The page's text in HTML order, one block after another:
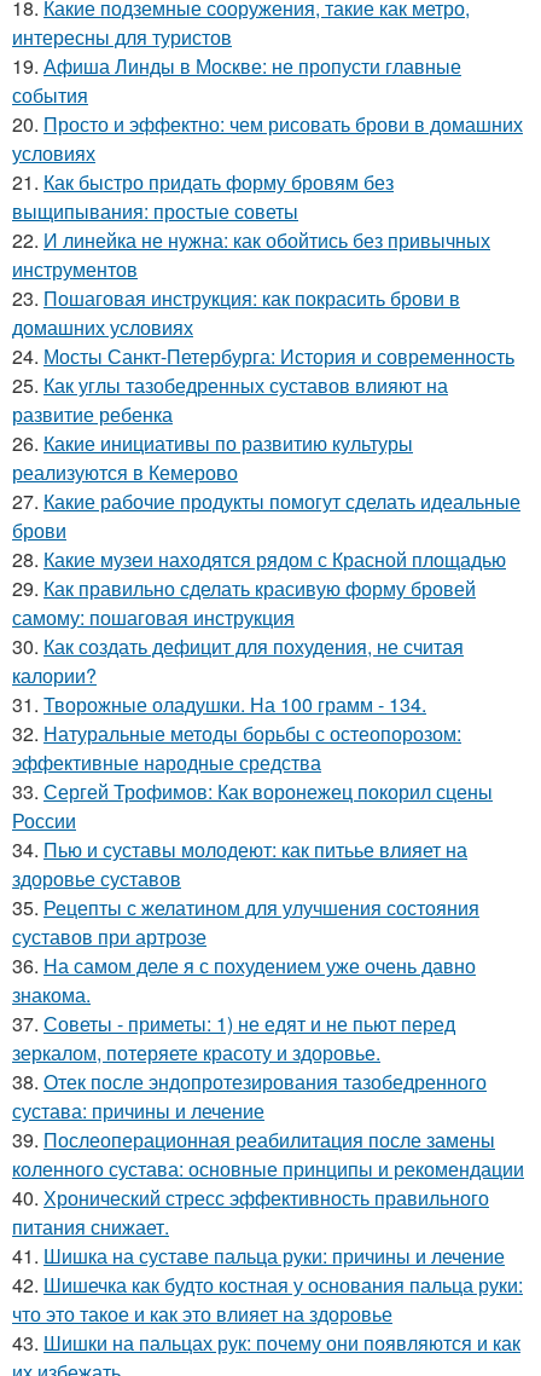
18. Какие подземные сооружения, такие как метро,
интересны для туристов
19. Афиша Линды в Москве: не пропусти главные
события
20. Просто и эффектно: чем рисовать брови в домашних
условиях
21. Как быстро придать форму бровям без
выщипывания: простые советы
22. И линейка не нужна: как обойтись без привычных
инструментов
23. Пошаговая инструкция: как покрасить брови в
домашних условиях
24. Мосты Санкт-Петербурга: История и современность
25. Как углы тазобедренных суставов влияют на
развитие ребенка
26. Какие инициативы по развитию культуры
реализуются в Кемерово
27. Какие рабочие продукты помогут сделать идеальные
брови
28. Какие музеи находятся рядом с Красной площадью
29. Как правильно сделать красивую форму бровей
самому: пошаговая инструкция
30. Как создать дефицит для похудения, не считая
калории?
31. Творожные оладушки. На 100 грамм - 134.
32. Натуральные методы борьбы с остеопорозом:
эффективные народные средства
33. Сергей Трофимов: Как воронежец покорил сцены
России
34. Пью и суставы молодеют: как питьье влияет на
здоровье суставов
35. Рецепты с желатином для улучшения состояния
суставов при артрозе
36. На самом деле я с похудением уже очень давно
знакома.
37. Советы - приметы: 1) не едят и не пьют перед
зеркалом, потеряете красоту и здоровье.
38. Отек после эндопротезирования тазобедренного
сустава: причины и лечение
39. Послеоперационная реабилитация после замены
коленного сустава: основные принципы и рекомендации
40. Хронический стресс эффективность правильного
питания снижает.
41. Шишка на суставе пальца руки: причины и лечение
42. Шишечка как будто костная у основания пальца руки:
что это такое и как это влияет на здоровье
43. Шишки на пальцах рук: почему они появляются и как